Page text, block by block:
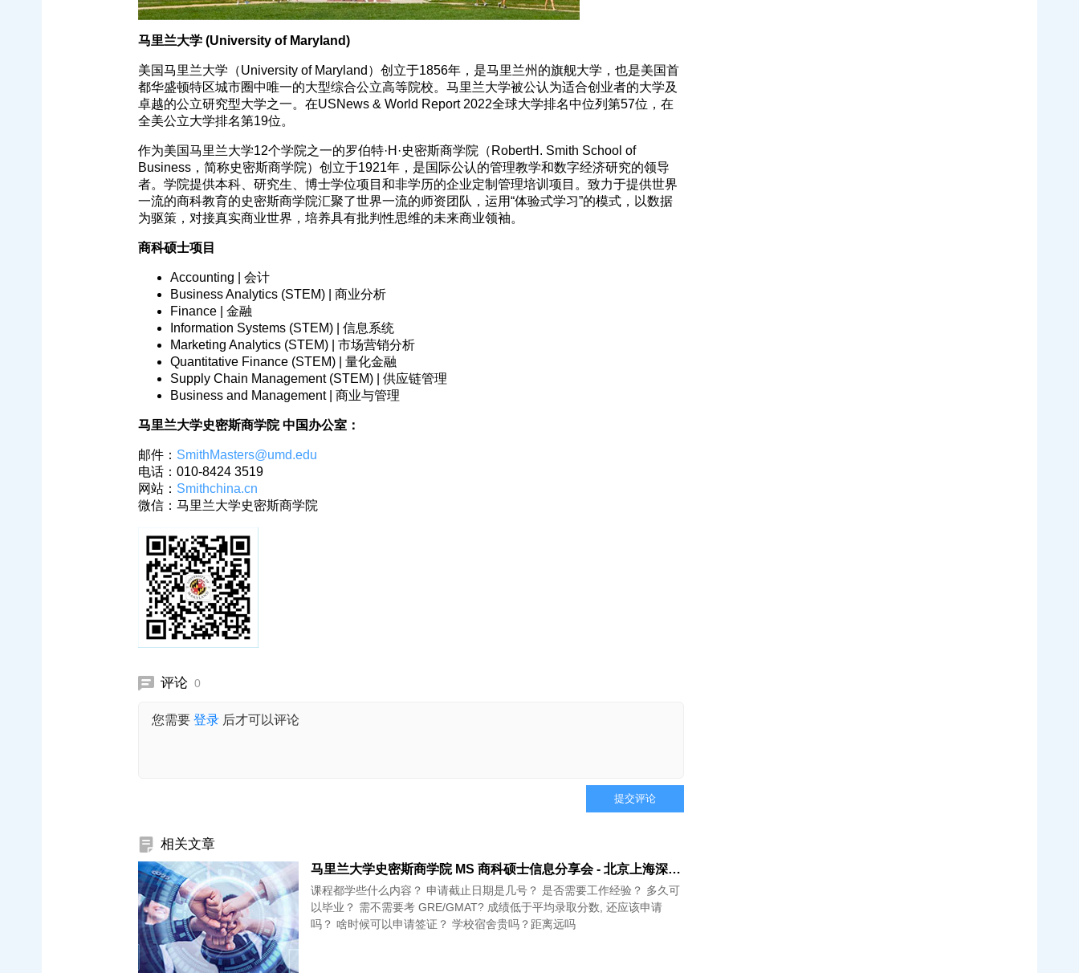
马里兰大学 (University of Maryland)
美国马里兰大学（University of Maryland）创立于1856年，是马里兰州的旗舰大学，也是美国首
都华盛顿特区城市圈中唯一的大型综合公立高等院校。马里兰大学被公认为适合创业者的大学及
卓越的公立研究型大学之一。在USNews & World Report 2022全球大学排名中位列第57位，在
全美公立大学排名第19位。
作为美国马里兰大学12个学院之一的罗伯特·H·史密斯商学院（RobertH. Smith School of
Business，简称史密斯商学院）创立于1921年，是国际公认的管理教学和数字经济研究的领导
者。学院提供本科、研究生、博士学位项目和非学历的企业定制管理培训项目。致力于提供世界
一流的商科教育的史密斯商学院汇聚了世界一流的师资团队，运用“体验式学习”的模式，以数据
为驱策，对接真实商业世界，培养具有批判性思维的未来商业领袖。
商科硕士项目
Accounting | 会计
Business Analytics (STEM) | 商业分析
Finance | 金融
Information Systems (STEM) | 信息系统
Marketing Analytics (STEM) | 市场营销分析
Quantitative Finance (STEM) | 量化金融
Supply Chain Management (STEM) | 供应链管理
Business and Management | 商业与管理
马里兰大学史密斯商学院 中国办公室：
邮件： SmithMasters@umd.edu
电话：010-8424 3519
网站： Smithchina.cn
微信：马里兰大学史密斯商学院
评论 0
您需要 登录 后才可以评论
提交评论
相关文章
马里兰大学史密斯商学院 MS 商科硕士信息分享会 - 北京上海深圳广州成都 (11/13-12/4)
课程都学些什么内容？ 申请截止日期是几号？ 是否需要工作经验？ 多久可
以毕业？ 需不需要考 GRE/GMAT? 成绩低于平均录取分数, 还应该申请
吗？ 啥时候可以申请签证？ 学校宿舍贵吗？距离远吗